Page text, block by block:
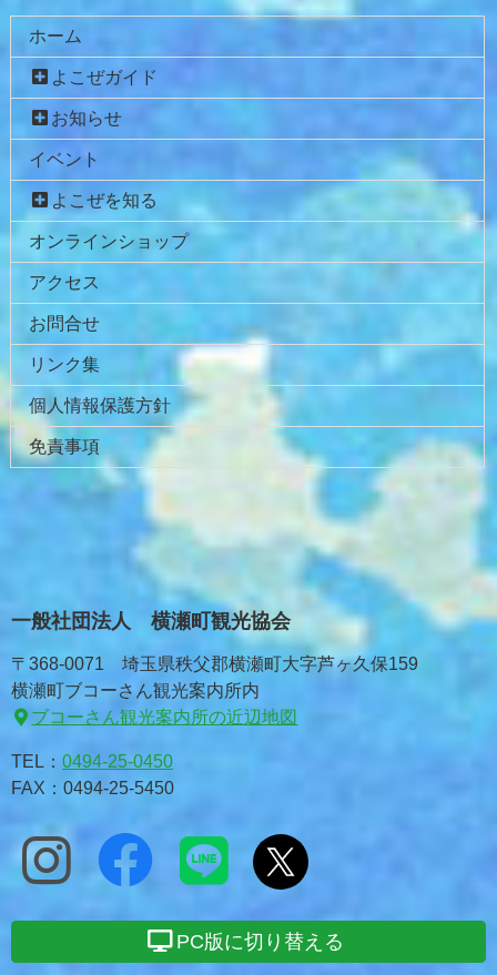
ホーム
よこぜガイド
お知らせ
イベント
よこぜを知る
オンラインショップ
アクセス
お問合せ
リンク集
個人情報保護方針
免責事項
一般社団法人 横瀬町観光協会
〒368-0071 埼玉県秩父郡横瀬町大字芦ヶ久保159
横瀬町ブコーさん観光案内所内
ブコーさん観光案内所の近辺地図
TEL： 0494-25-0450
FAX：0494-25-5450
PC版に切り替える